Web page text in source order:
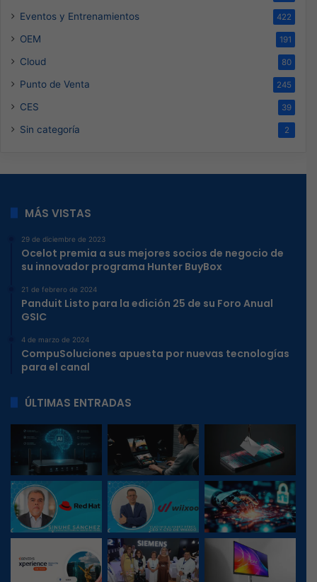
Eventos y Entrenamientos 422
OEM 191
Cloud 80
Punto de Venta 245
CES 39
Sin categoría 2
MÁS VISTAS
29 de diciembre de 2023
Ocelot premia a sus mejores socios de negocio de
su innovador programa Hunter BuyBox
21 de febrero de 2024
Panduit Listo para la edición 25 de su Foro Anual
GSIC
4 de marzo de 2024
CompuSoluciones apuesta por nuevas tecnologías
para el canal
ÚLTIMAS ENTRADAS